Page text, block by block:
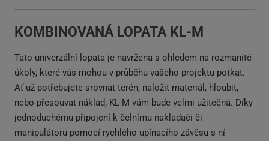
KOMBINOVANÁ LOPATA KL-M
Tato univerzální lopata je navržena s ohledem na rozmanité
úkoly, které vás mohou v průběhu vašeho projektu potkat.
Ať už potřebujete srovnat terén, naložit materiál, hloubit,
nebo přesouvat náklad, KL-M vám bude velmi užitečná. Díky
jednoduchému připojení k čelnímu nakladači či
manipulátoru pomocí rychlého upínacího závěsu s ní